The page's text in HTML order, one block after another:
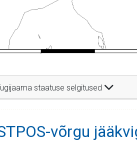
staatuse selgitused
võrgu